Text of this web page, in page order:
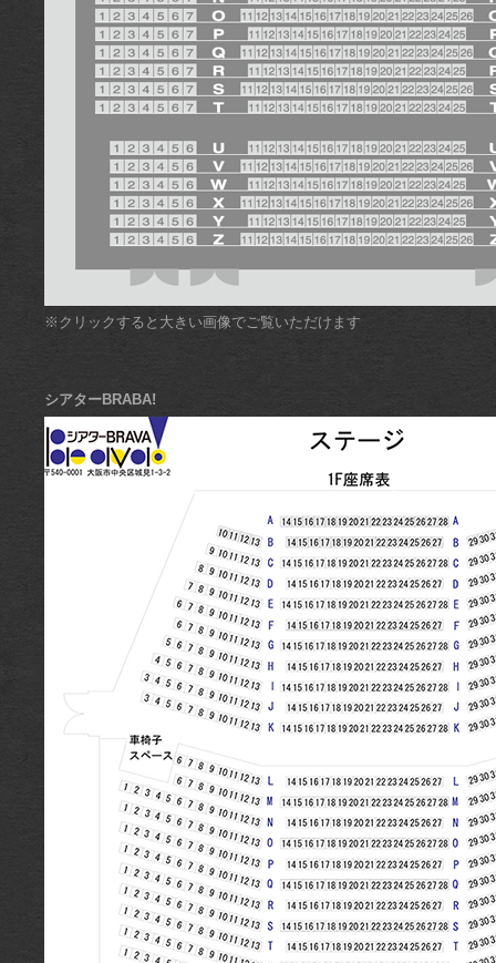
※クリックすると大きい画像でご覧いただけます
シアターBRABA!